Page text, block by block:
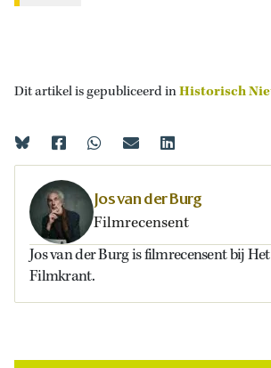
Dit artikel is gepubliceerd inHistorisch
Jos van der Burg
Filmrecensent
Jos van der Burg is filmrecensent bij
Filmkrant.